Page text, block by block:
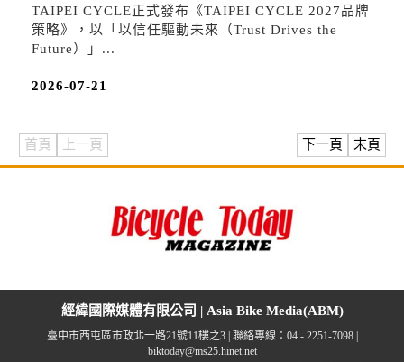
TAIPEI CYCLE正式發布《TAIPEI CYCLE 2027品牌
策略》，以「以信任驅動未來（Trust Drives the
Future）」...
2026-07-21
首頁 上一頁 下一頁 末頁
經緯國際媒體有限公司 | Asia Bike Media(ABM)
臺中市西屯區市政北一路21號11樓之3 | 聯絡專線：04 - 2251-7098 |
biktoday@ms25.hinet.net